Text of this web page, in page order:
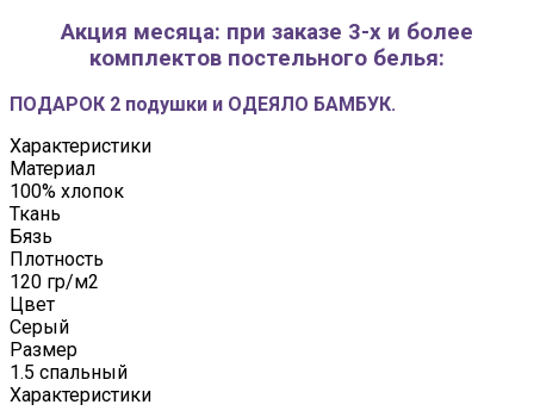
Акция месяца: при заказе 3-х и более
комплектов постельного белья:
ПОДАРОК 2 подушки и ОДЕЯЛО БАМБУК.
Характеристики
Материал
100% хлопок
Ткань
Бязь
Плотность
120 гр/м2
Цвет
Серый
Размер
1.5 спальный
Характеристики